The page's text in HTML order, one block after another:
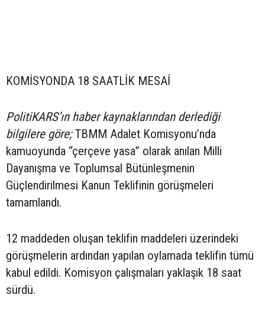
KOMİSYONDA 18 SAATLİK MESAİ
PolitiKARS’ın haber kaynaklarından derlediği
bilgilere göre;TBMM Adalet Komisyonu’nda
kamuoyunda “çerçeve yasa” olarak anılan Milli
Dayanışma ve Toplumsal Bütünleşmenin
Güçlendirilmesi Kanun Teklifinin görüşmeleri
tamamlandı.
12 maddeden oluşan teklifin maddeleri üzerindeki
görüşmelerin ardından yapılan oylamada teklifin tümü
kabul edildi. Komisyon çalışmaları yaklaşık 18 saat
sürdü.